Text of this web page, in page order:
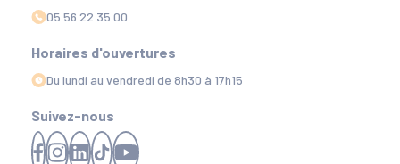
05 56 22 35 00
Horaires d'ouvertures
Du lundi au vendredi de 8h30 à 17h15
Suivez-nous